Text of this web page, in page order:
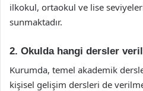
ilkokul, ortaokul ve lise
sunmaktadır.
2. Okulda hangi dersler
Kurumda, temel akademik
kişisel gelişim dersleri de